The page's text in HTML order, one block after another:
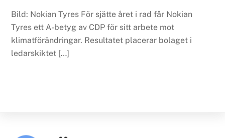
Bild: Nokian Tyres För sjätte året i rad får Nokian
Tyres ett A-betyg av CDP för sitt arbete mot
klimatförändringar. Resultatet placerar bolaget i
ledarskiktet […]